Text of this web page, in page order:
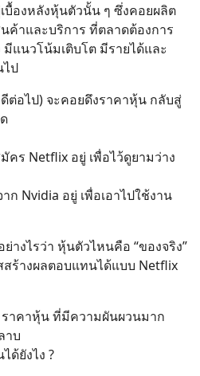
บื้องหลังหุ้นตัวนั้น ๆ ซึ่งคอยผลิต
ค้าและบริการ ที่ตลาดต้องการ
แนวโน้มเติบโต มีรายได้และ
ไป
ต่อไป) จะคอยดึงราคาหุ้น กลับสู่
คร Netflix อยู่ เพื่อไว้ดูยามว่าง
ก Nvidia อยู่ เพื่อเอาไปใช้งาน
างไรว่า หุ้นตัวไหนคือ “ของจริง”
ร้างผลตอบแทนได้แบบ Netflix
าคาหุ้น ที่มีความผันผวนมาก
าบ
ด้ยังไง ?